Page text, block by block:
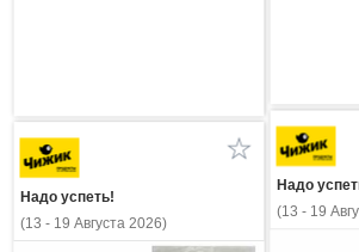
Надо
(13 - 19
Надо успеть!
(13 - 19 Августа 2026)